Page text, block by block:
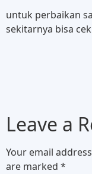
untuk perbaikan
sekitarnya bisa
Leave a
Your email
are marked *